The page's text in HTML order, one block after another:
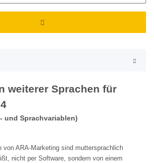
weiterer Sprachen für
und Sprachvariablen)
von ARA-Marketing sind muttersprachlich
nicht per Software, sondern von einem